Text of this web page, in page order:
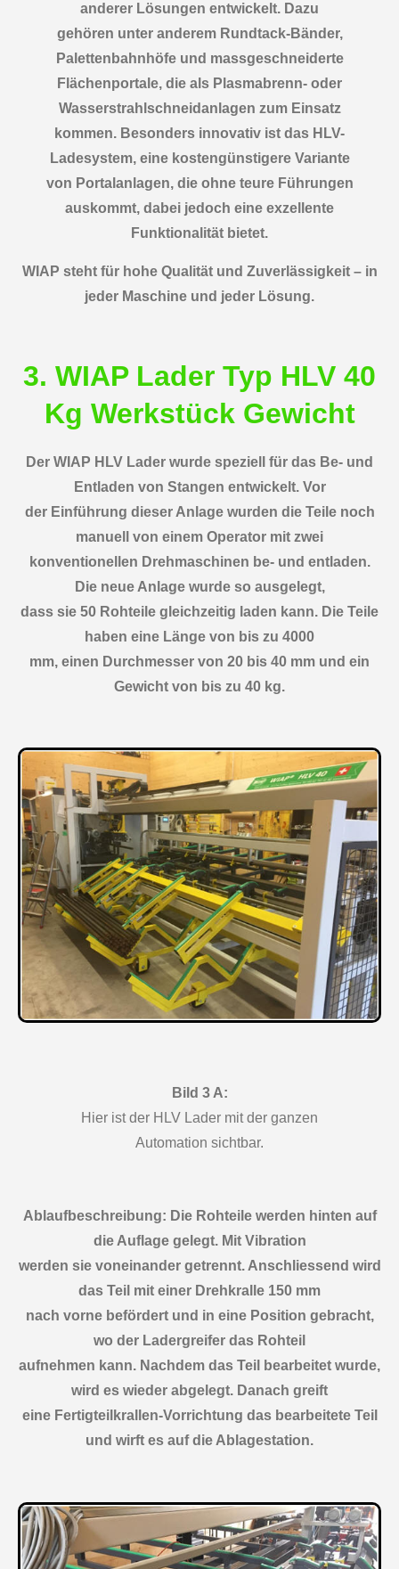
anderer Lösungen entwickelt. Dazu
gehören unter anderem Rundtack-Bänder,
Palettenbahnhöfe und massgeschneiderte
Flächenportale, die als Plasmabrenn- oder
Wasserstrahlschneidanlagen zum Einsatz
kommen. Besonders innovativ ist das HLV-
Ladesystem, eine kostengünstigere Variante
von Portalanlagen, die ohne teure Führungen
auskommt, dabei jedoch eine exzellente
Funktionalität bietet.
WIAP steht für hohe Qualität und Zuverlässigkeit – in
jeder Maschine und jeder Lösung.
3. WIAP Lader Typ HLV 40
Kg Werkstück Gewicht
Der WIAP HLV Lader wurde speziell für das Be- und
Entladen von Stangen entwickelt. Vor
der Einführung dieser Anlage wurden die Teile noch
manuell von einem Operator mit zwei
konventionellen Drehmaschinen be- und entladen.
Die neue Anlage wurde so ausgelegt,
dass sie 50 Rohteile gleichzeitig laden kann. Die Teile
haben eine Länge von bis zu 4000
mm, einen Durchmesser von 20 bis 40 mm und ein
Gewicht von bis zu 40 kg.
Bild 3 A:
Hier ist der HLV Lader mit der ganzen
Automation sichtbar.
Ablaufbeschreibung: Die Rohteile werden hinten auf
die Auflage gelegt. Mit Vibration
werden sie voneinander getrennt. Anschliessend wird
das Teil mit einer Drehkralle 150 mm
nach vorne befördert und in eine Position gebracht,
wo der Ladergreifer das Rohteil
aufnehmen kann. Nachdem das Teil bearbeitet wurde,
wird es wieder abgelegt. Danach greift
eine Fertigteilkrallen-Vorrichtung das bearbeitete Teil
und wirft es auf die Ablagestation.